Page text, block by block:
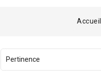
Accueil
Pertinence